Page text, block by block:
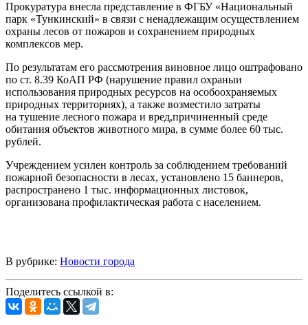
Прокуратура внесла представление в ФГБУ «Национальный
парк «Тункинский» в связи с ненадлежащим осуществлением
охраны лесов от пожаров и сохранением природных
комплексов мер.
По результатам его рассмотрения виновное лицо оштрафовано
по ст. 8.39 КоАП РФ (нарушение правил охраныи
использования природных ресурсов на особоохраняемых
природных территориях), а также возместило затраты
на тушение лесного пожара и вред,причиненный среде
обитания объектов животного мира, в сумме более 60 тыс.
рублей.
Учреждением усилен контроль за соблюдением требований
пожарной безопасности в лесах, установлено 15 баннеров,
распространено 1 тыс. информационных листовок,
организована профилактическая работа с населением.
В рубрике: Новости города
Поделитесь ссылкой в: